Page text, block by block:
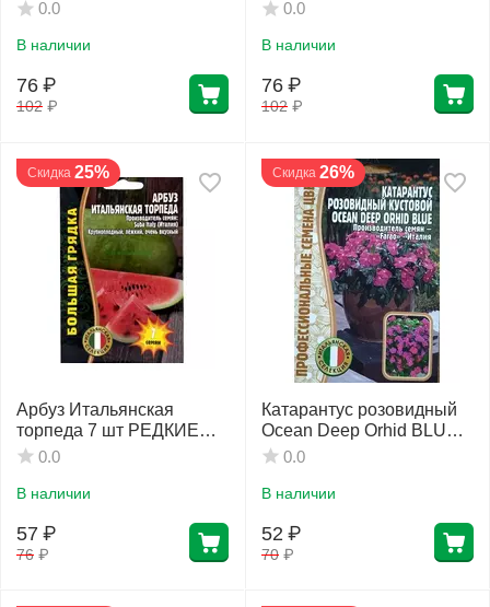
0.0
В наличии
102 ₽
76 ₽
0.0
В наличии
102 ₽
76 ₽
Скидка 25%
Арбуз Итальянская
торпеда 7 шт РЕДКИЕ
СЕМЕНА
0.0
В наличии
76 ₽
57 ₽
Скидка 26%
Катарантус розовидный
Ocean Deep Orhid BLUE 5
шт РЕДКИЕ СЕМЕНА
0.0
В наличии
70 ₽
52 ₽